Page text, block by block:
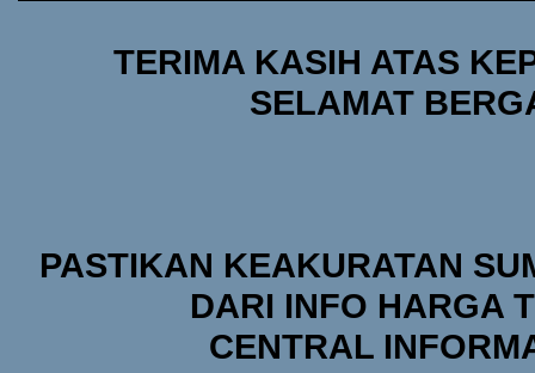
TERIMA KASIH ATAS
SELAMAT
PASTIKAN KEAKURATAN
DARI INFO HARGA
CENTRAL